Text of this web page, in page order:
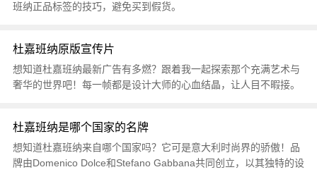
班纳正品标签的技巧，避免买到假货。
杜嘉班纳原版宣传片
想知道杜嘉班纳最新广告有多燃？跟着我一起探索那个充满艺术与
奢华的世界吧！每一帧都是设计大师的心血结晶，让人目不暇接。
杜嘉班纳是哪个国家的名牌
想知道杜嘉班纳来自哪个国家吗？它可是意大利时尚界的骄傲！品
牌由Domenico Dolce和Stefano Gabbana共同创立，以其独特的设